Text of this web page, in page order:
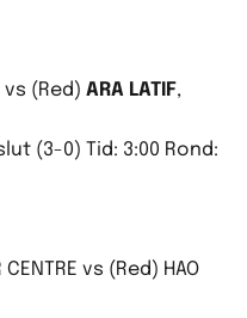
vs (Red) ARA LATIF,
(3-0) Tid: 3:00 Rond:
CENTRE vs (Red) HAO